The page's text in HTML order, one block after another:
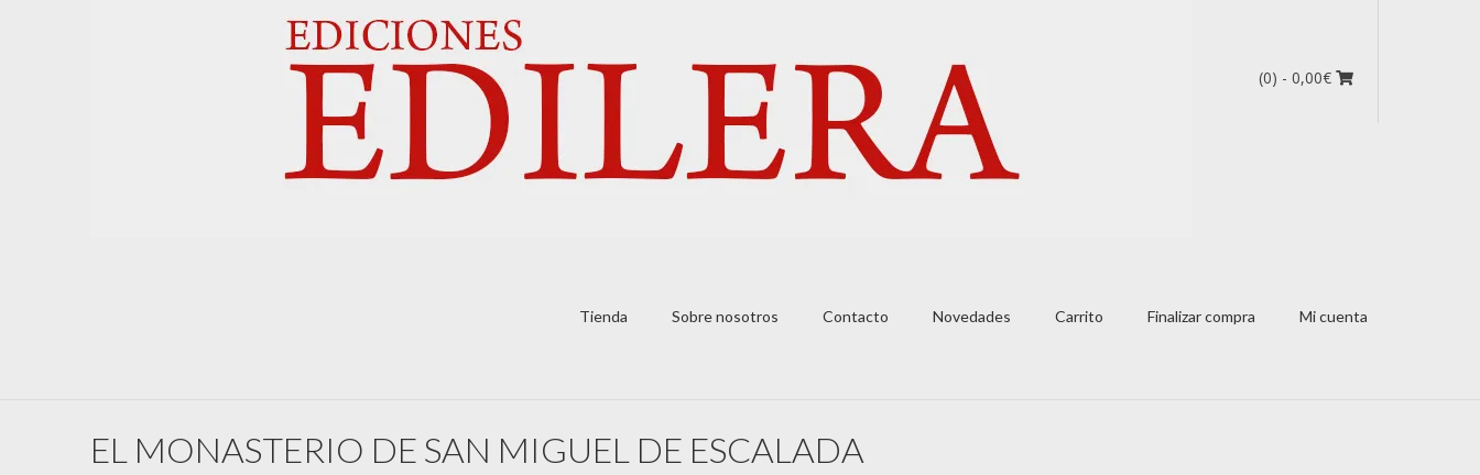
(0) - 0,00€
Tienda Sobre nosotros Contacto Novedades Carrito Finalizar compra Mi cuenta
EL MONASTERIO DE SAN MIGUEL DE ESCALADA